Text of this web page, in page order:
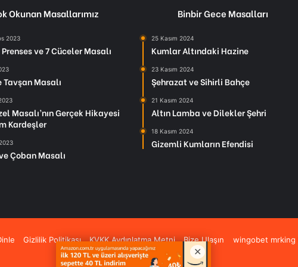
Okunan Masallarımız
2023
ve 7 Cüceler Masalı
Tavşan Masalı
Masalı’nın Gerçek Hikayesi
Kardeşler
Çoban Masalı
Binbir Gece Masalları
25 Kasım 2024
Kumlar Altındaki Hazine
23 Kasım 2024
Şehrazat ve Sihirli Bahçe
21 Kasım 2024
Altın Lamba ve Dilekler Şehri
18 Kasım 2024
Gizemli Kumların Efendisi
wingobet mrking
Gizlilik Politikası KVKK Aydınlatma Metni
Bize Ulaşın